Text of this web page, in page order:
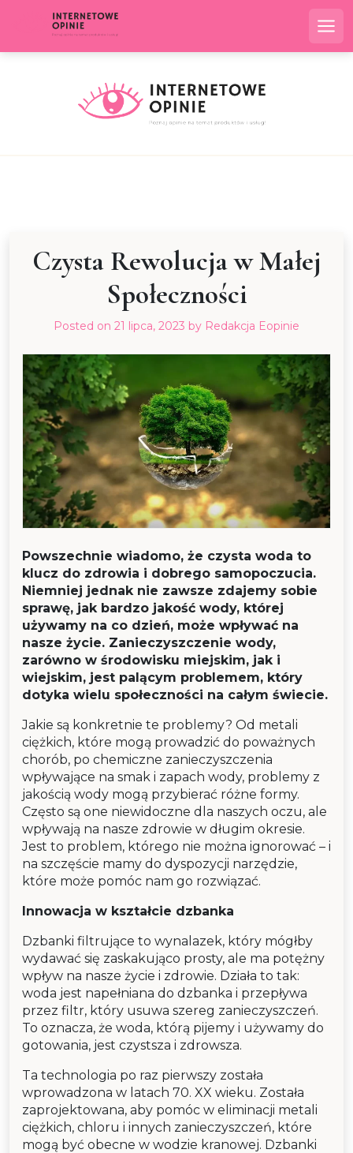
Czysta Rewolucja w Małej
Społeczności
Posted on 21 lipca, 2023 by Redakcja Eopinie
Powszechnie wiadomo, że czysta woda to
klucz do zdrowia i dobrego samopoczucia.
Niemniej jednak nie zawsze zdajemy sobie
sprawę, jak bardzo jakość wody, której
używamy na co dzień, może wpływać na
nasze życie. Zanieczyszczenie wody,
zarówno w środowisku miejskim, jak i
wiejskim, jest palącym problemem, który
dotyka wielu społeczności na całym świecie.
Jakie są konkretnie te problemy? Od metali
ciężkich, które mogą prowadzić do poważnych
chorób, po chemiczne zanieczyszczenia
wpływające na smak i zapach wody, problemy z
jakością wody mogą przybierać różne formy.
Często są one niewidoczne dla naszych oczu, ale
wpływają na nasze zdrowie w długim okresie.
Jest to problem, którego nie można ignorować – i
na szczęście mamy do dyspozycji narzędzie,
które może pomóc nam go rozwiązać.
Innowacja w kształcie dzbanka
Dzbanki filtrujące to wynalazek, który mógłby
wydawać się zaskakująco prosty, ale ma potężny
wpływ na nasze życie i zdrowie. Działa to tak:
woda jest napełniana do dzbanka i przepływa
przez filtr, który usuwa szereg zanieczyszczeń.
To oznacza, że woda, którą pijemy i używamy do
gotowania, jest czystsza i zdrowsza.
Ta technologia po raz pierwszy została
wprowadzona w latach 70. XX wieku. Została
zaprojektowana, aby pomóc w eliminacji metali
ciężkich, chloru i innych zanieczyszczeń, które
mogą być obecne w wodzie kranowej. Dzbanki